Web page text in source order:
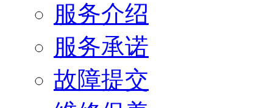
服务介绍
服务承诺
故障提交